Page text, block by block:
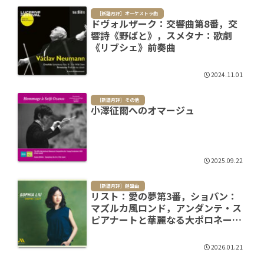
［新譜月評］オーケストラ曲
ドヴォルザーク：交響曲第8番，交
響詩《野ばと》，スメタナ：歌劇
《リブシェ》前奏曲
2024.11.01
［新譜月評］その他
小澤征爾へのオマージュ
2025.09.22
［新譜月評］鍵盤曲
リスト：愛の夢第3番，ショパン：
マズルカ風ロンド，アンダンテ・ス
ピアナートと華麗なる大ポロネーズ
2026.01.21